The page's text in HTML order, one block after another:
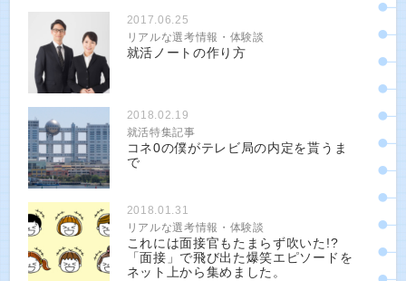
2017.06.25
リアルな選考情報・体験談
就活ノートの作り方
2018.02.19
就活特集記事
コネ0の僕がテレビ局の内定を貰うま
で
2018.01.31
リアルな選考情報・体験談
これには面接官もたまらず吹いた!?
「面接」で飛び出た爆笑エピソードを
ネット上から集めました。